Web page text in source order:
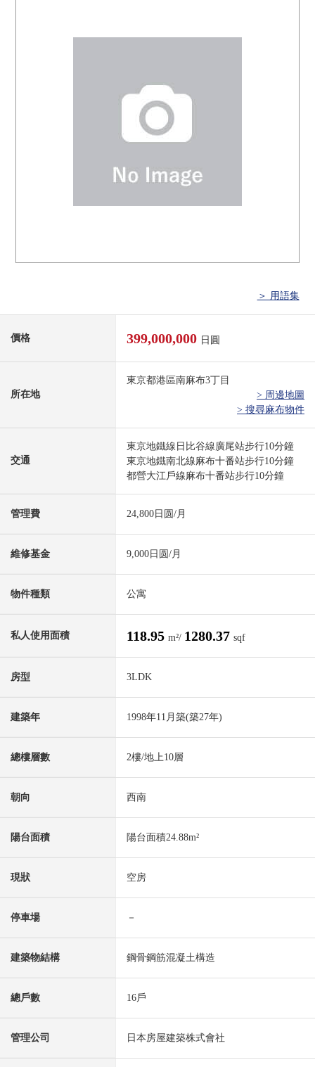
＞ 用語集
價格 399,000,000 日圓
所在地
東京都港區南麻布3丁目
> 周邊地圖
> 搜尋麻布物件
交通
東京地鐵線日比谷線廣尾站步行10分鐘
東京地鐵南北線麻布十番站步行10分鐘
都營大江戶線麻布十番站步行10分鐘
管理費 24,800日圆/月
維修基金 9,000日圆/月
物件種類 公寓
私人使用面積 118.95 m²/ 1280.37 sqf
房型 3LDK
建築年 1998年11月築(築27年)
總樓層數 2樓/地上10層
朝向 西南
陽台面積 陽台面積24.88m²
現狀 空房
停車場 －
建築物結構 鋼骨鋼筋混凝土構造
總戶數 16戶
管理公司 日本房屋建築株式會社